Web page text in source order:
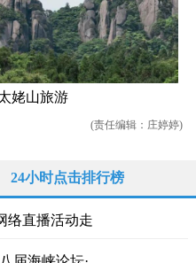
姥山旅游
(责任编辑：庄婷婷)
24小时点击排行榜
络直播活动走